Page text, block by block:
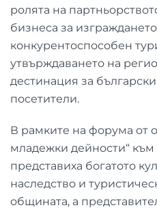
ролята на
бизнеса за
конкурентоспособен
утвърждаването на
дестинация за
посетители.
В рамките на форума от
младежки дейности“
представиха богатото
наследство и
общината, а